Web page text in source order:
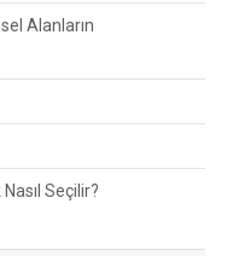
Alanların
Seçilir?